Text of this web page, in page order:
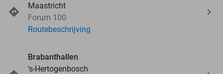
Maastricht
Forum 100
Routebeschrijving
Brabanthallen
's-Hertogenbosch